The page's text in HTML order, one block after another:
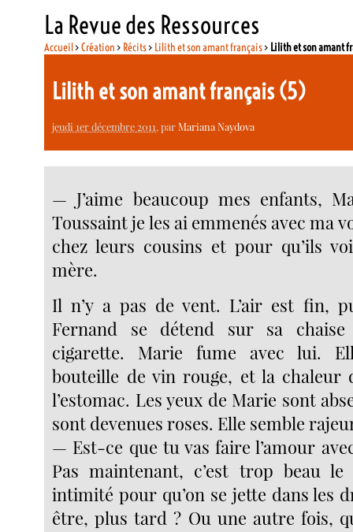
La Revue des Ressources
Accueil>Création > Récits> Lilith et son amant français> Lilith et son amant
Lilith et son amant français (5)
jeudi 1er décembre 2011, parMariana Naydova
— J’aime beaucoup mes enfants,
Toussaint je les ai emmenés avec ma
chez leurs cousins et pour qu’ils
mère.
Il n’y a pas de vent. L’air est fin,
Fernand se détend sur sa
cigarette. Marie fume avec lui.
bouteille de vin rouge, et la chaleur
l’estomac. Les yeux de Marie sont
sont devenues roses. Elle semble
— Est-ce que tu vas faire l’amour
Pas maintenant, c’est trop beau
intimité pour qu’on se jette dans les
être, plus tard ? Ou une autre fois,